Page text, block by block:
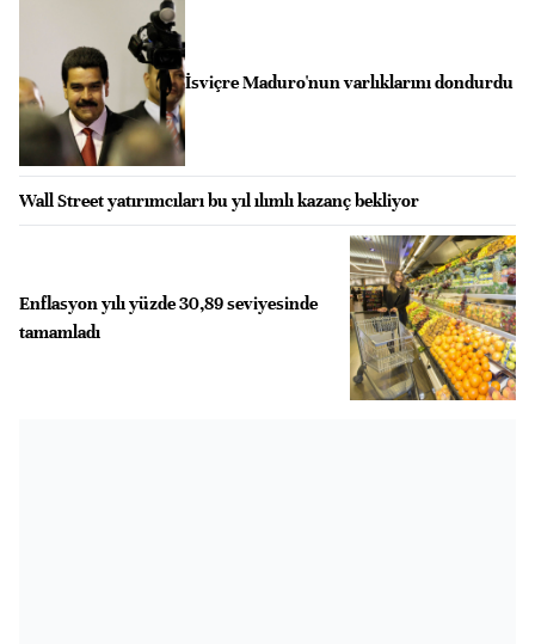
İsviçre Maduro'nun varlıklarını dondurdu
Wall Street yatırımcıları bu yıl ılımlı kazanç bekliyor
Enflasyon yılı yüzde 30,89 seviyesinde
tamamladı